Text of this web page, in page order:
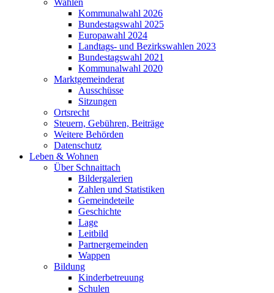
Wahlen
Kommunalwahl 2026
Bundestagswahl 2025
Europawahl 2024
Landtags- und Bezirkswahlen 2023
Bundestagswahl 2021
Kommunalwahl 2020
Marktgemeinderat
Ausschüsse
Sitzungen
Ortsrecht
Steuern, Gebühren, Beiträge
Weitere Behörden
Datenschutz
Leben & Wohnen
Über Schnaittach
Bildergalerien
Zahlen und Statistiken
Gemeindeteile
Geschichte
Lage
Leitbild
Partnergemeinden
Wappen
Bildung
Kinderbetreuung
Schulen